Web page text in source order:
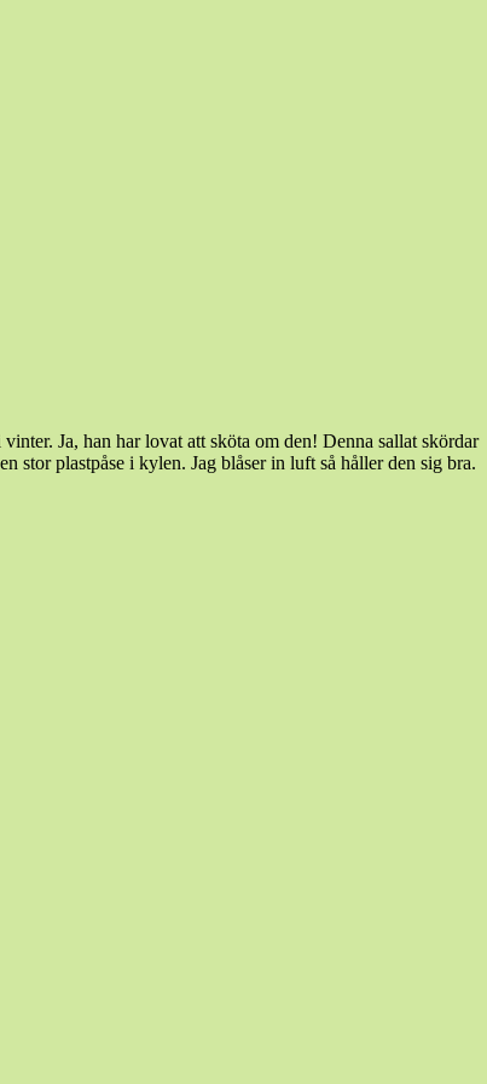
Ja, han har lovat att sköta om den! Denna sallat skördar
stor plastpåse i kylen. Jag blåser in luft så håller den sig bra.